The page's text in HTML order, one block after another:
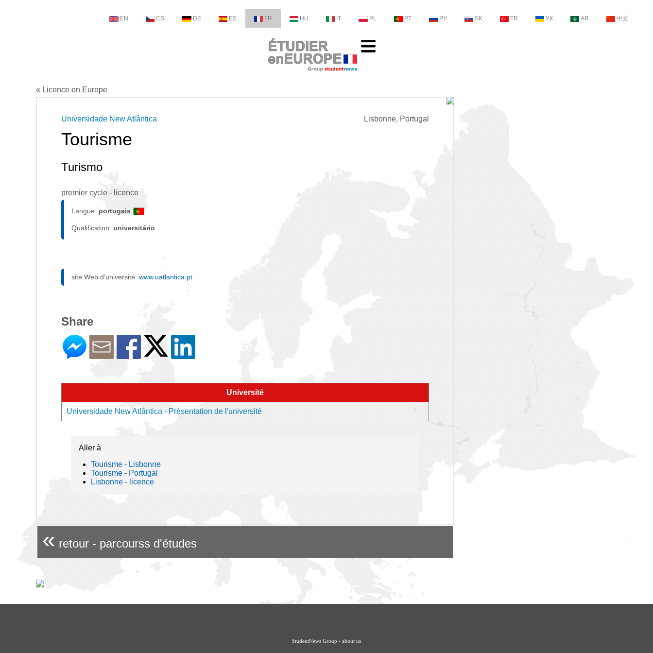
EN CS DE ES FR HU IT PL PT РУ SK TR УК AR 中文
« Licence en Europe
Lisbonne, Portugal
Universidade New Atlântica
Tourisme
Turismo
premier cycle - licence
Langue: portugais
Qualification: universitário
site Web d'université: www.uatlantica.pt
Share
Université
Universidade New Atlântica - Présentation de l'université
Aller à
Tourisme - Lisbonne
Tourisme - Portugal
Lisbonne - licence
« retour - parcourss d'études
StudentNews Group - about us